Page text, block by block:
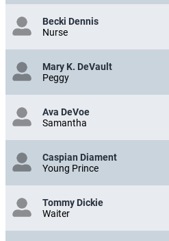
Becki Dennis
Nurse
Mary K. DeVault
Peggy
Ava DeVoe
Samantha
Caspian Diament
Young Prince
Tommy Dickie
Waiter